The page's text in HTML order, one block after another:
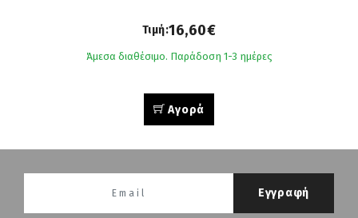
Τιμή:16,60€
Άμεσα διαθέσιμο. Παράδοση 1-3 ημέρες
Αγορά
Εγγραφή